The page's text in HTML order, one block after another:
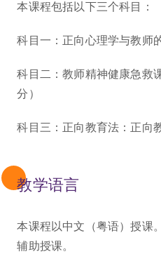
本课程包括以下三个科目：
科目一：正向心理学与教师
科目二：教师精神健康急救
分）
科目三：正向教育法：正向
教学语言
本课程以中文（粤语）授课
辅助授课。